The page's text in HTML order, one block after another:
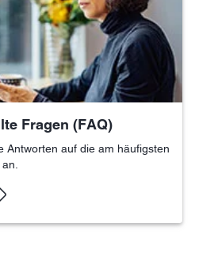
Fragen (FAQ)
Antworten auf die am häufigsten